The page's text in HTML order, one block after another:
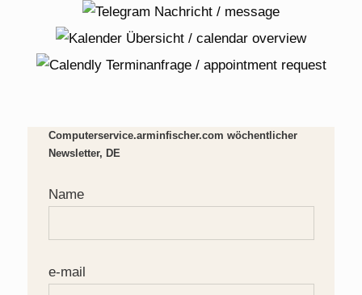
Computerservice.arminfischer.com wöchentlicher
Newsletter, DE
Name
e-mail